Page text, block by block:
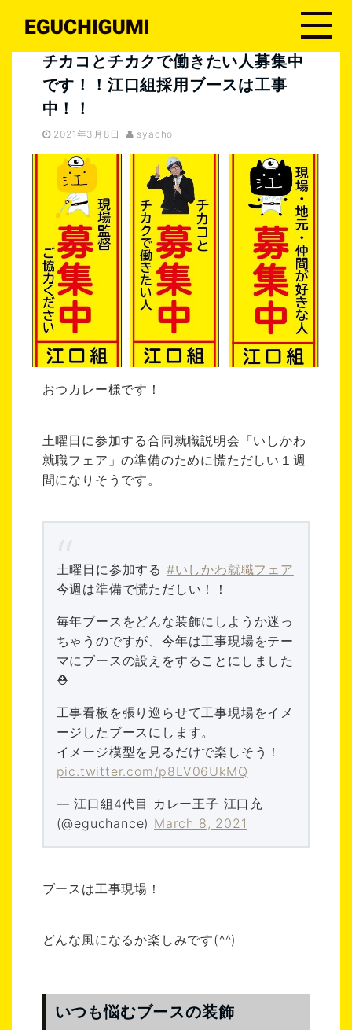
土木の魅力を伝える土木広報 チカコとチカクで働きたい人募集中です！！江口組採用ブースは工事中！！
チカコとチカクで働きたい人募集中
です！！江口組採用ブースは工事
中！！
2021年3月8日 syacho
おつカレー様です！
土曜日に参加する合同就職説明会「いしかわ
就職フェア」の準備のために慌ただしい１週
間になりそうです。
土曜日に参加する #いしかわ就職フェア
今週は準備で慌ただしい！！
毎年ブースをどんな装飾にしようか迷っ
ちゃうのですが、今年は工事現場をテー
マにブースの設えをすることにしました
⛑
工事看板を張り巡らせて工事現場をイメ
ージしたブースにします。
イメージ模型を見るだけで楽しそう！
pic.twitter.com/p8LV06UkMQ
— 江口組4代目 カレー王子 江口充
(@eguchance) March 8, 2021
ブースは工事現場！
どんな風になるか楽しみです(^^)
いつも悩むブースの装飾